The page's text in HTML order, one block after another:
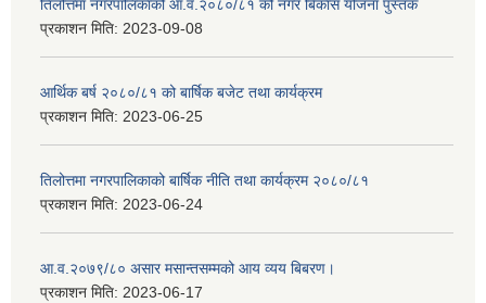
तिलोत्तमा नगरपालिकाको आ.व.२०८०/८१ को नगर बिकास योजना पुस्तक
प्रकाशन मिति: 2023-09-08
आर्थिक बर्ष २०८०/८१ को बार्षिक बजेट तथा कार्यक्रम
प्रकाशन मिति: 2023-06-25
तिलोत्तमा नगरपालिकाको बार्षिक नीति तथा कार्यक्रम २०८०/८१
प्रकाशन मिति: 2023-06-24
आ.व.२०७९/८० असार मसान्तसम्मको आय व्यय बिबरण।
प्रकाशन मिति: 2023-06-17